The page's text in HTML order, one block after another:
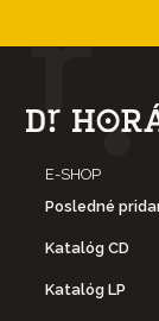
E-SHOP
Posledné
Katalóg CD
Katalóg LP